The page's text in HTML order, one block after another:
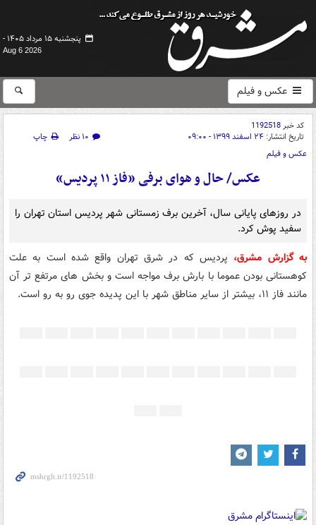
پنجشنبه ۱۵ مرداد ۱۴۰۵ -
Aug 6 2026
عکس و فیلم
کد خبر1192518
تاریخ انتشار: ۲۴ اسفند ۱۳۹۹ - ۰۹:۰۰ ۱۰ نظر
چاپ
عکس و فیلم
عکس/ حال و هوای برفی «فاز ۱۱ پردیس»
در روزهای پایانی سال، آخرین برف زمستانی شهر پردیس استان تهران را
سفید پوش کرد.
به گزارش مشرق، پردیس که در شرق تهران واقع شده است به علت
کوهستانی بودن عموما با بارش برف مواجه است و بخش های مرتفع تر آن
مانند فاز ۱۱، بیشتر از سایر مناطق شهر با این پدیده جوی رو به رو است.